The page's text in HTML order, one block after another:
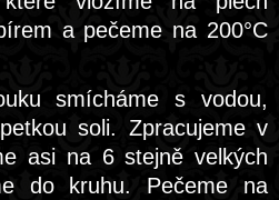
a pečeme na 200°C
smícháme s vodou,
soli. Zpracujeme v
asi na 6 stejně velkých
do kruhu. Pečeme na